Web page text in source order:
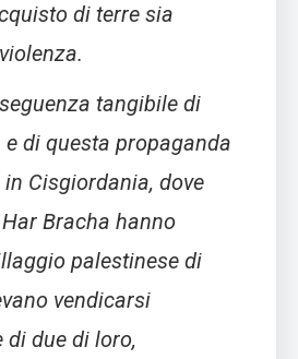
di terre sia
tangibile di
di questa propaganda
Cisgiordania, dove
Bracha hanno
palestinese di
vendicarsi
di due di loro,